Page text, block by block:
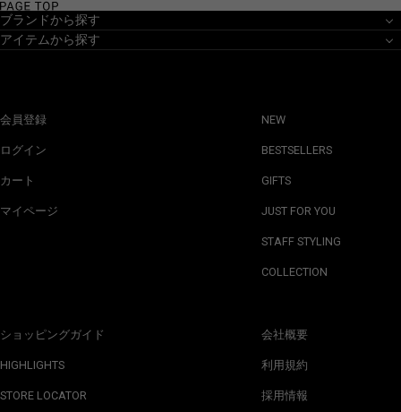
ブランドから探す
アイテムから探す
会員登録
ログイン
カート
マイページ
ショッピングガイド
HIGHLIGHTS
STORE LOCATOR
NEW
BESTSELLERS
GIFTS
JUST FOR YOU
STAFF STYLING
COLLECTION
会社概要
利用規約
採用情報